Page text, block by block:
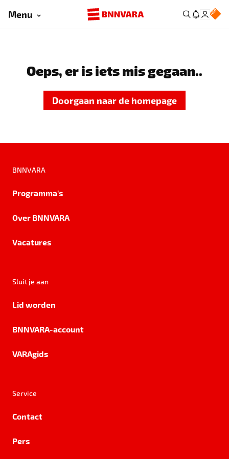
Menu
Oeps, er is iets mis gegaan..
Doorgaan naar de homepage
BNNVARA
Programma's
Over BNNVARA
Vacatures
Sluit je aan
Lid worden
BNNVARA-account
VARAgids
Service
Contact
Pers